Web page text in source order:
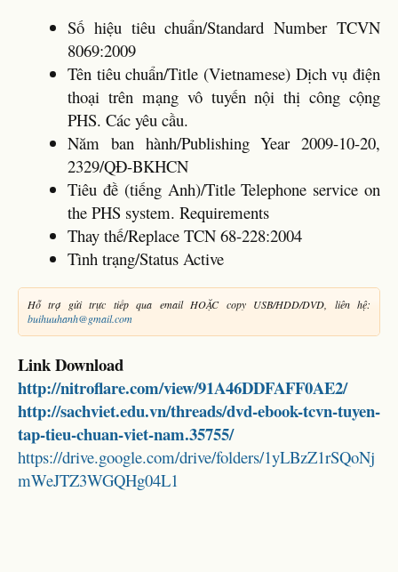
Số hiệu tiêu chuẩn/Standard Number TCVN
8069:2009
Tên tiêu chuẩn/Title (Vietnamese) Dịch vụ điện
thoại trên mạng vô tuyến nội thị công cộng
PHS. Các yêu cầu.
Năm ban hành/Publishing Year 2009-10-20,
2329/QĐ-BKHCN
Tiêu đề (tiếng Anh)/Title Telephone service on
the PHS system. Requirements
Thay thế/Replace TCN 68-228:2004
Tình trạng/Status Active
Hỗ trợ gửi trực tiếp qua email HOẶC copy USB/HDD/DVD, liên hệ:
buihuuhanh@gmail.com
Link Download
http://nitroflare.com/view/91A46DDFAFF0AE2/
http://sachviet.edu.vn/threads/dvd-ebook-tcvn-tuyen-
tap-tieu-chuan-viet-nam.35755/
https://drive.google.com/drive/folders/1yLBzZ1rSQoNj
mWeJTZ3WGQHg04L1